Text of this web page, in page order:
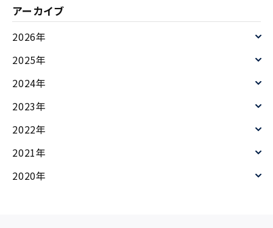
る恐れもあります。そこで今回のコラムでは、ビル設
備の中でも特に、業務用エアコンの設備保全につい
て、その種類や概要、必
アーカイブ
2026年
2025年
2024年
2023年
2022年
2021年
2020年